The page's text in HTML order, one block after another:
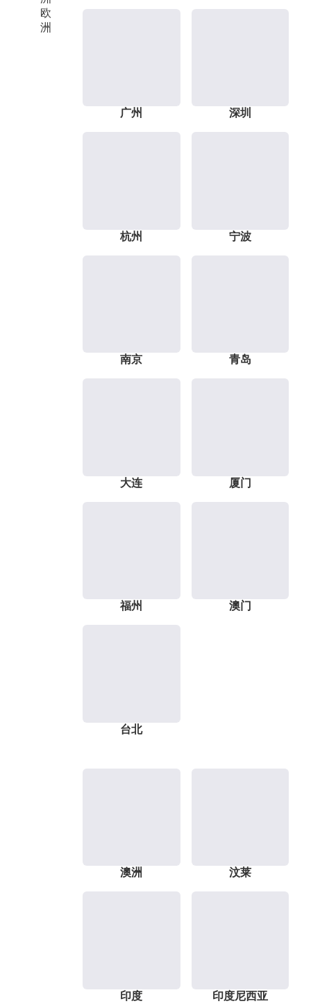
欧
洲
广州 深圳
杭州 宁波
南京 青岛
大连 厦门
福州 澳门
台北
澳洲 汶莱
印度 印度尼西亚